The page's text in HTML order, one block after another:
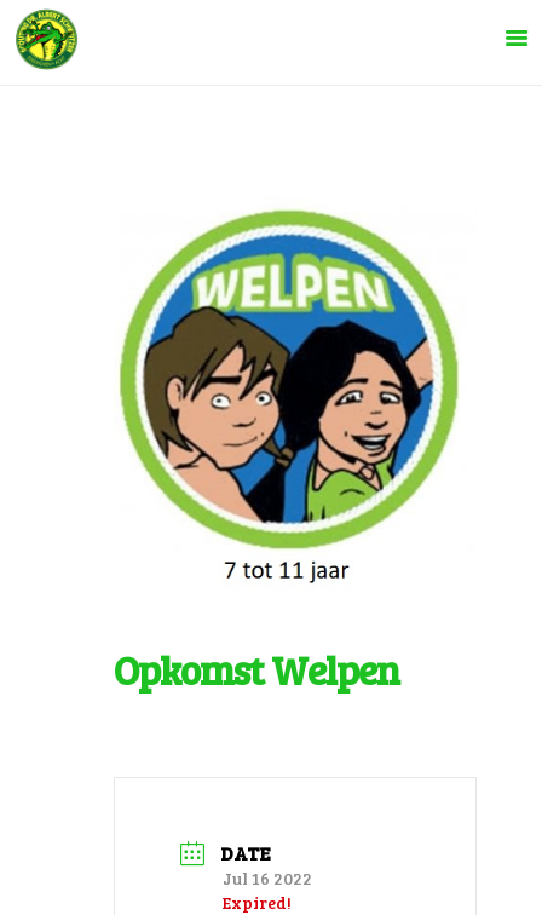
SPELTAKKEN
KOM KIJKEN!
LEIDING
AGENDA
NIEUWS
CONTACT
ONZE EVENEMENTEN
Opkomst Welpen
DATE
Jul 16 2022
Expired!